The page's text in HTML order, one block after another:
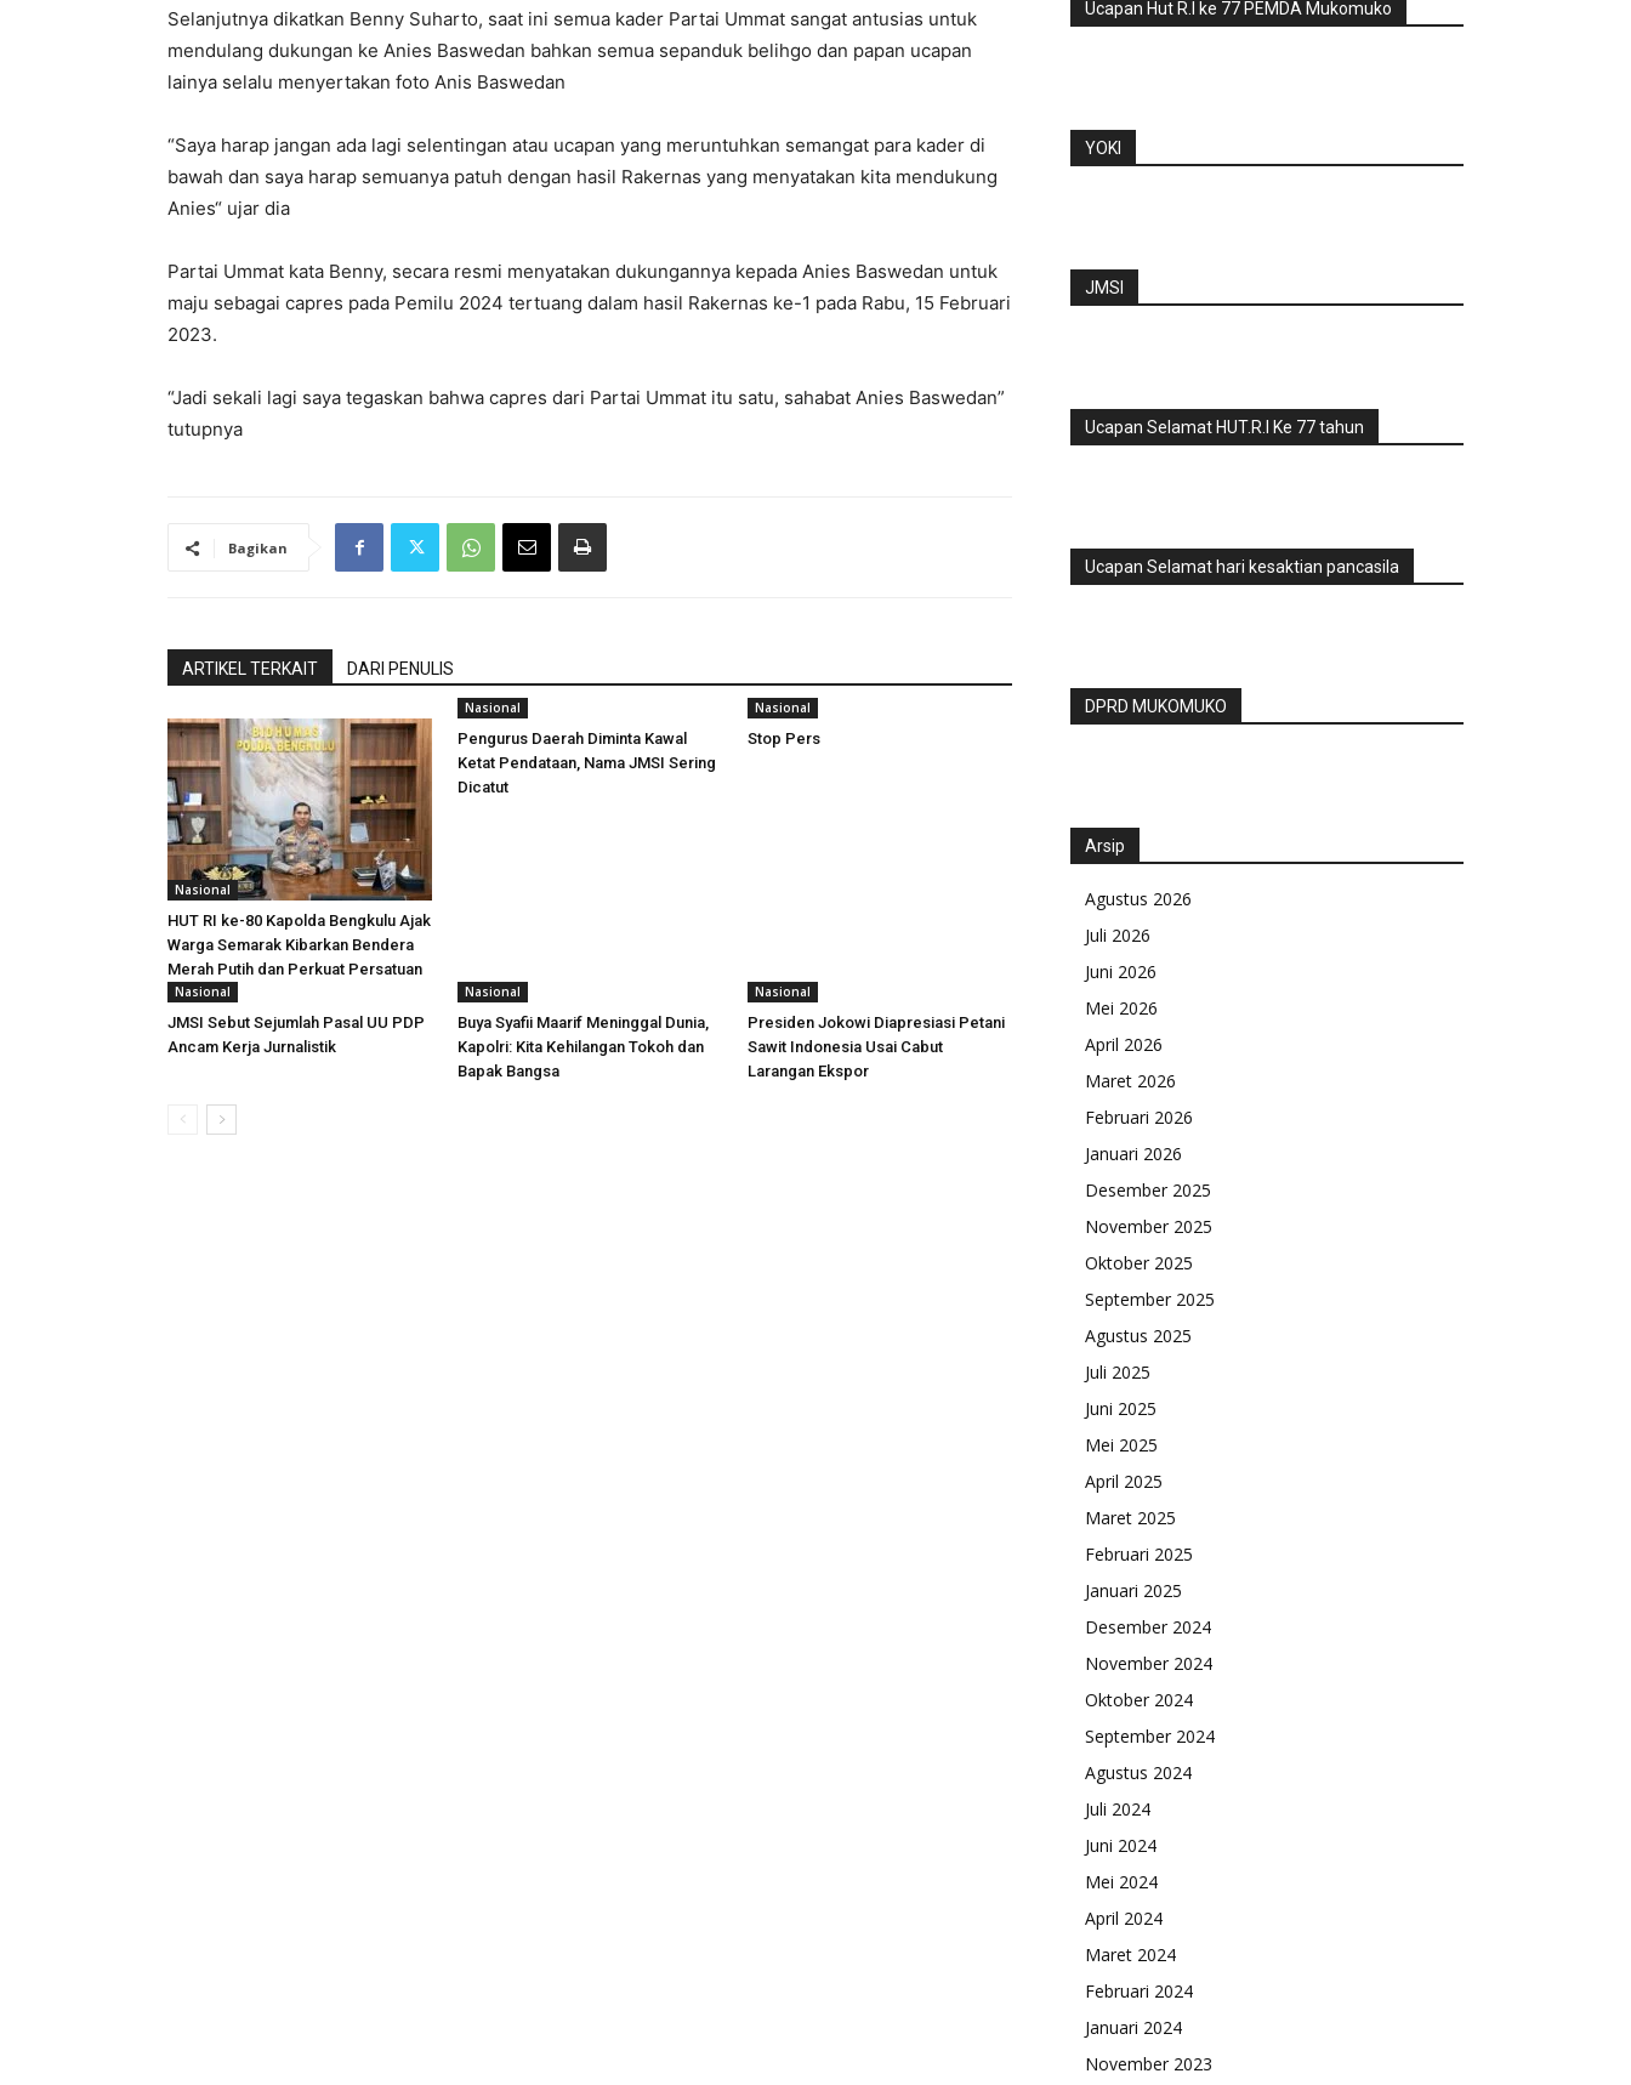
Selanjutnya dikatkan Benny Suharto, saat ini semua kader Partai Ummat sangat antusias untuk
mendulang dukungan ke Anies Baswedan bahkan semua sepanduk belihgo dan papan ucapan
lainya selalu menyertakan foto Anis Baswedan
“Saya harap jangan ada lagi selentingan atau ucapan yang meruntuhkan semangat para kader di
bawah dan saya harap semuanya patuh dengan hasil Rakernas yang menyatakan kita mendukung
Anies“ ujar dia
Partai Ummat kata Benny, secara resmi menyatakan dukungannya kepada Anies Baswedan untuk
maju sebagai capres pada Pemilu 2024 tertuang dalam hasil Rakernas ke-1 pada Rabu, 15 Februari
2023.
“Jadi sekali lagi saya tegaskan bahwa capres dari Partai Ummat itu satu, sahabat Anies Baswedan”
tutupnya
Bagikan
ARTIKEL TERKAIT DARI PENULIS
Nasional
HUT RI ke-80 Kapolda Bengkulu Ajak
Warga Semarak Kibarkan Bendera
Merah Putih dan Perkuat Persatuan
Nasional
Pengurus Daerah Diminta Kawal
Ketat Pendataan, Nama JMSI Sering
Dicatut
Nasional
Stop Pers
Nasional
JMSI Sebut Sejumlah Pasal UU PDP
Ancam Kerja Jurnalistik
Nasional
Buya Syafii Maarif Meninggal Dunia,
Kapolri: Kita Kehilangan Tokoh dan
Bapak Bangsa
Nasional
Presiden Jokowi Diapresiasi Petani
Sawit Indonesia Usai Cabut
Larangan Ekspor
Ucapan Hut R.I ke 77 PEMDA Mukomuko
YOKI
JMSI
Ucapan Selamat HUT.R.I Ke 77 tahun
Ucapan Selamat hari kesaktian pancasila
DPRD MUKOMUKO
Arsip
Agustus 2026
Juli 2026
Juni 2026
Mei 2026
April 2026
Maret 2026
Februari 2026
Januari 2026
Desember 2025
November 2025
Oktober 2025
September 2025
Agustus 2025
Juli 2025
Juni 2025
Mei 2025
April 2025
Maret 2025
Februari 2025
Januari 2025
Desember 2024
November 2024
Oktober 2024
September 2024
Agustus 2024
Juli 2024
Juni 2024
Mei 2024
April 2024
Maret 2024
Februari 2024
Januari 2024
November 2023